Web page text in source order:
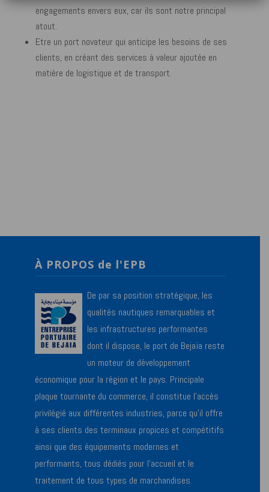
engagements envers eux, car ils sont notre principal
atout.
Etre un port novateur qui anticipe les besoins de ses
clients, en créant des services à valeur ajoutée en
matière de logistique et de transport.
À PROPOS de l'EPB
De par sa position stratégique, les
qualités nautiques remarquables et
les infrastructures performantes
dont il dispose, le port de Bejaïa reste
un moteur de développement
économique pour la région et le pays. Principale
plaque tournante du commerce, il constitue l’accès
privilégié aux différentes industries, parce qu’il offre
à ses clients des terminaux propices et compétitifs
ainsi que des équipements modernes et
performants, tous dédiés pour l’accueil et le
traitement de tous types de marchandises.